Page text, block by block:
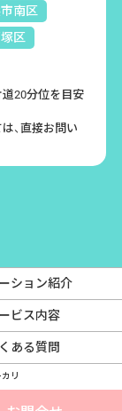
だきます。
令、その他規範
その改善に努め
南区
区
20分位を目安
、直接お問い
ション紹介
ビス内容
ある質問
リ